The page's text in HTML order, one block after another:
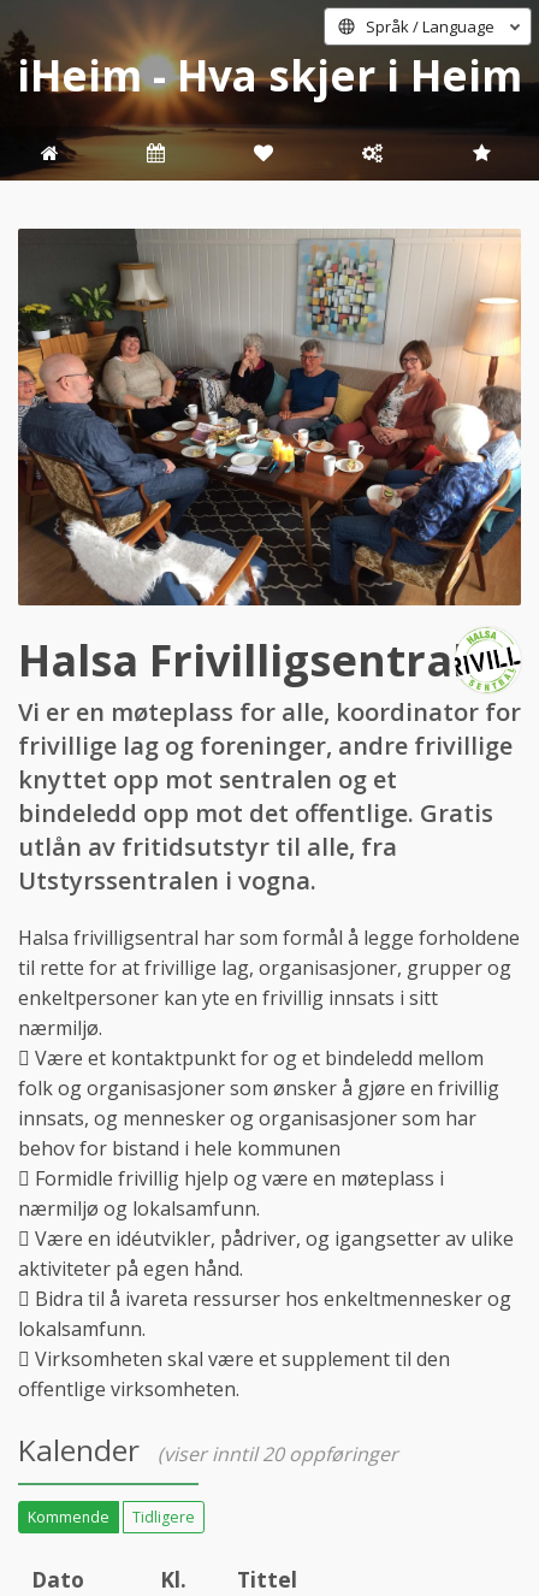
Språk / Language
iHeim - Hva skjer i Heim
Halsa Frivilligsentral
Vi er en møteplass for alle, koordinator for
frivillige lag og foreninger, andre frivillige
knyttet opp mot sentralen og et
bindeledd opp mot det offentlige. Gratis
utlån av fritidsutstyr til alle, fra
Utstyrssentralen i vogna.
Halsa frivilligsentral har som formål å legge forholdene
til rette for at frivillige lag, organisasjoner, grupper og
enkeltpersoner kan yte en frivillig innsats i sitt
nærmiljø.
 Være et kontaktpunkt for og et bindeledd mellom
folk og organisasjoner som ønsker å gjøre en frivillig
innsats, og mennesker og organisasjoner som har
behov for bistand i hele kommunen
 Formidle frivillig hjelp og være en møteplass i
nærmiljø og lokalsamfunn.
 Være en idéutvikler, pådriver, og igangsetter av ulike
aktiviteter på egen hånd.
 Bidra til å ivareta ressurser hos enkeltmennesker og
lokalsamfunn.
 Virksomheten skal være et supplement til den
offentlige virksomheten.
Kalender (viser inntil 20 oppføringer
Kommende Tidligere
Dato Kl. Tittel